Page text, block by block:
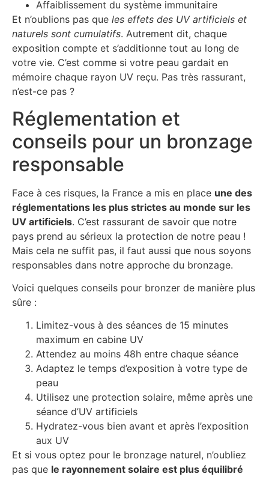
Affaiblissement du système immunitaire
Et n’oublions pas que les effets des UV artificiels et
naturels sont cumulatifs. Autrement dit, chaque
exposition compte et s’additionne tout au long de
votre vie. C’est comme si votre peau gardait en
mémoire chaque rayon UV reçu. Pas très rassurant,
n’est-ce pas ?
Réglementation et
conseils pour un bronzage
responsable
Face à ces risques, la France a mis en place une des
réglementations les plus strictes au monde sur les
UV artificiels. C’est rassurant de savoir que notre
pays prend au sérieux la protection de notre peau !
Mais cela ne suffit pas, il faut aussi que nous soyons
responsables dans notre approche du bronzage.
Voici quelques conseils pour bronzer de manière plus
sûre :
Limitez-vous à des séances de 15 minutes
maximum en cabine UV
Attendez au moins 48h entre chaque séance
Adaptez le temps d’exposition à votre type de
peau
Utilisez une protection solaire, même après une
séance d’UV artificiels
Hydratez-vous bien avant et après l’exposition
aux UV
Et si vous optez pour le bronzage naturel, n’oubliez
pas que le rayonnement solaire est plus équilibré